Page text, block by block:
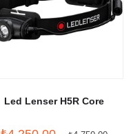
Led Lenser H5R Core